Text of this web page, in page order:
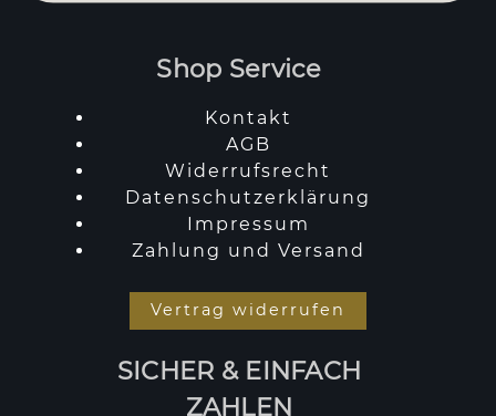
Shop Service
Kontakt
AGB
Widerrufsrecht
Datenschutzerklärung
Impressum
Zahlung und Versand
Vertrag widerrufen
SICHER & EINFACH
ZAHLEN